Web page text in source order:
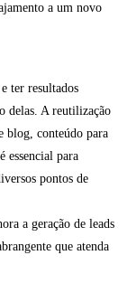
a um novo
ter resultados
delas. A reutilização
blog, conteúdo para
essencial para
pontos de
a geração de leads
que atenda